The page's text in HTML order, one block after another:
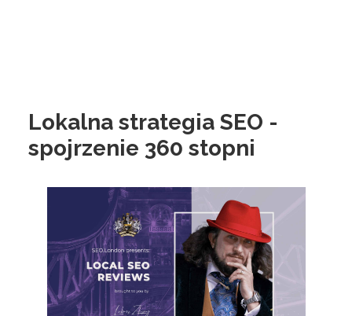
Lokalna strategia SEO -
spojrzenie 360 stopni